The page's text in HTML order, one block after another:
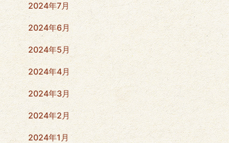
2024年7月
2024年6月
2024年5月
2024年4月
2024年3月
2024年2月
2024年1月